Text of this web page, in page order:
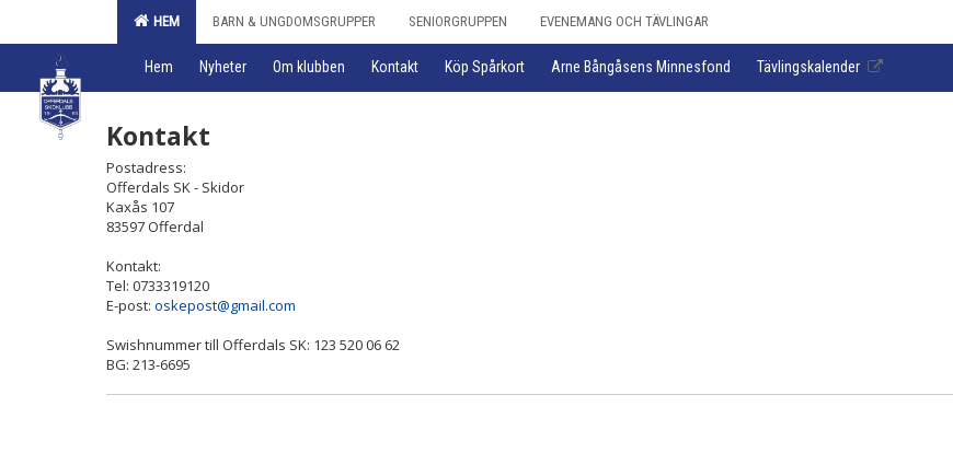
HEM BARN & UNGDOMSGRUPPER SENIORGRUPPEN EVENEMANG OCH TÄVLINGAR
Hem Nyheter Om klubben Kontakt Köp Spårkort Arne Bångåsens Minnesfond Tävlingskalender
Kontakt
Postadress:
Offerdals SK - Skidor
Kaxås 107
83597 Offerdal
Kontakt:
Tel: 0733319120
E-post: oskepost@gmail.com
Swishnummer till Offerdals SK: 123 520 06 62
BG: 213-6695